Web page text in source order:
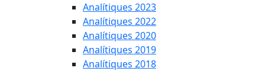
Analítiques 2023
Analítiques 2022
Analítiques 2020
Analítiques 2019
Analítiques 2018